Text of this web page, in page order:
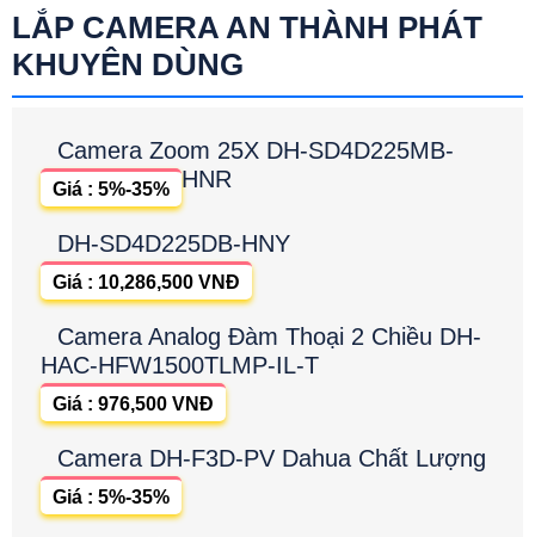
LẮP CAMERA AN THÀNH PHÁT
KHUYÊN DÙNG
Camera Zoom 25X DH-SD4D225MB-
HNR
Giá : 5%-35%
DH-SD4D225DB-HNY
Giá : 10,286,500 VNĐ
Camera Analog Đàm Thoại 2 Chiều DH-
HAC-HFW1500TLMP-IL-T
Giá : 976,500 VNĐ
Camera DH-F3D-PV Dahua Chất Lượng
Giá : 5%-35%